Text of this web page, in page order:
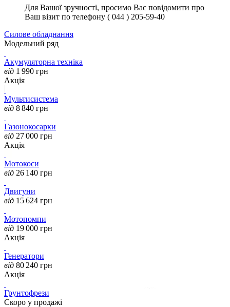
Для Вашої зручності, просимо Вас повідомити про
Ваш візит по телефону ( 044 ) 205-59-40
Силове обладнання
Модельний ряд
Акумуляторна техніка
від 1 990 грн
Акція
Мультисистема
від 8 840 грн
Газонокосарки
від 27 000 грн
Акція
Мотокоси
від 26 140 грн
Двигуни
від 15 624 грн
Мотопомпи
від 19 000 грн
Акція
Генератори
від 80 240 грн
Акція
Грунтофрези
Скоро у продажі